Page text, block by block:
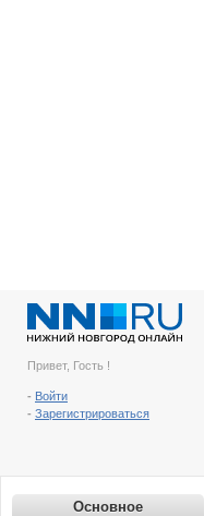
Привет, Гость !
- Войти
- Зарегистрироваться
Основное